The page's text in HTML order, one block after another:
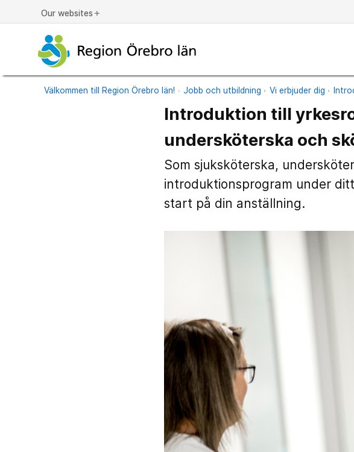
Our websites add
Välkommen till Region Örebro län! Jobb och utbildning Vi erbjuder dig
Introduktion till
undersköterska och
Som sjuksköterska,
introduktionsprogram under
start på din anställning.